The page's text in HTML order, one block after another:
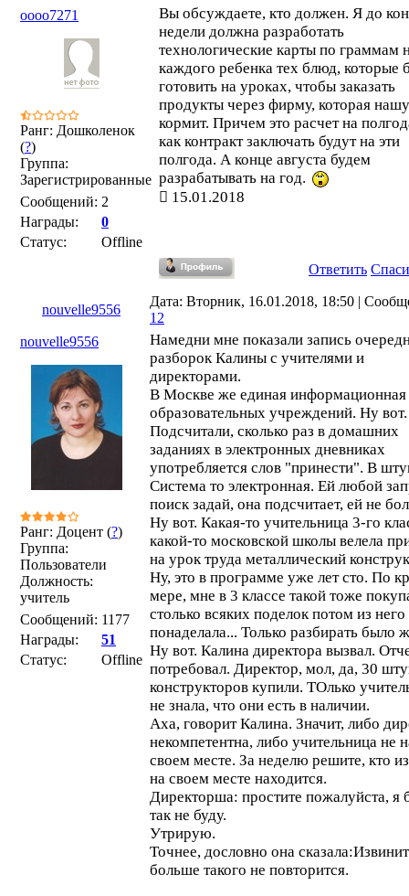
oooo7271
Ранг: Дошколенок
(?)
Группа:
Зарегистрированные
Сообщений: 2
Награды:
0
Статус:
Offline
Вы обсуждаете, кто должен. Я до
недели должна разработать
технологические карты по граммам
каждого ребенка тех блюд, которые
готовить на уроках, чтобы заказать
продукты через фирму, которая
кормит. Причем это расчет на
как контракт заключать будут на эти
полгода. А конце августа будем
разрабатывать на год.
15.01.2018
Ответить
nouvelle9556
Дата: Вторник, 16.01.2018, 18:50 |
12
nouvelle9556
Ранг: Доцент (?)
Группа:
Пользователи
Должность:
учитель
Сообщений: 1177
Награды:
51
Статус:
Offline
Намедни мне показали запись
разборок Калины с учителями и
директорами.
В Москве же единая информационная
образовательных учреждений. Ну вот.
Подсчитали, сколько раз в домашних
заданиях в электронных дневниках
употребляется слов "принести". В
Система то электронная. Ей любой
поиск задай, она подсчитает, ей не
Ну вот. Какая-то учительница 3-го
какой-то московской школы велела
на урок труда металлический
Ну, это в программе уже лет сто. По
мере, мне в 3 классе такой тоже
столько всяких поделок потом из него
понаделала... Только разбирать было
Ну вот. Калина директора вызвал.
потребовал. Директор, мол, да, 30
конструкторов купили. ТОлько
не знала, что они есть в наличии.
Аха, говорит Калина. Значит, либо
некомпетентна, либо учительница не
своем месте. За неделю решите, кто
на своем месте находится.
Директорша: простите пожалуйста, я
так не буду.
Утрирую.
Точнее, дословно она
больше такого не повторится.